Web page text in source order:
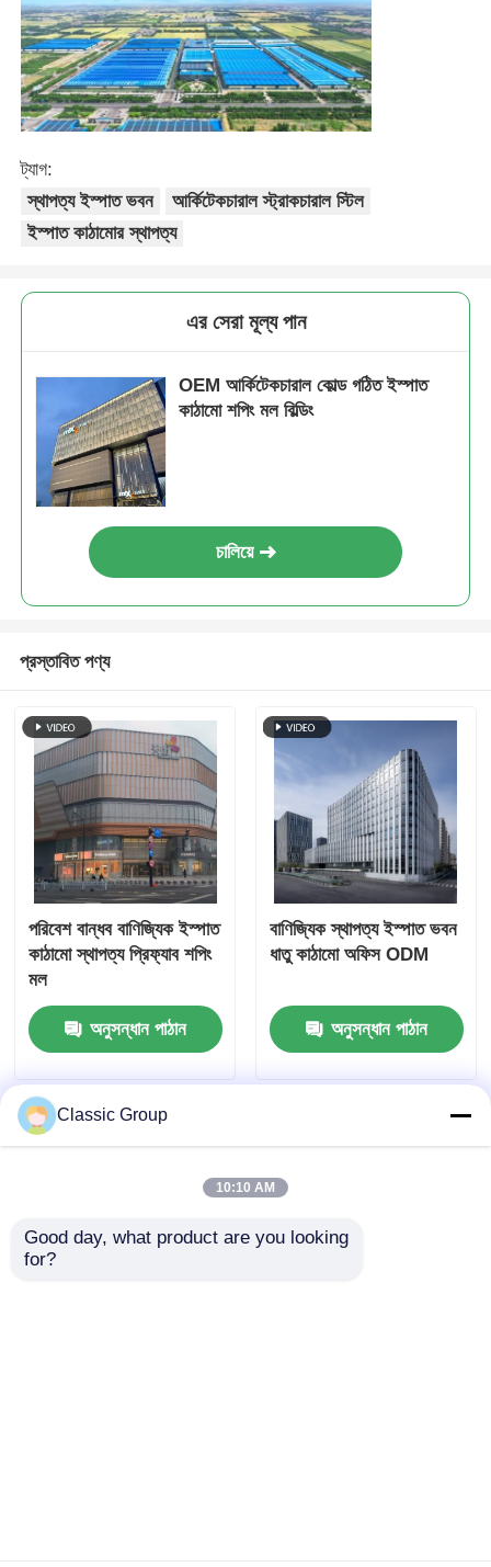
সব ক্ষেত্রেই
উদ্ধৃতির জন্য আবেদন
ইস্পাত কাঠামো কর্মশালা
ইস্পাত কাঠামো গুদাম
ভারী ইস্পাত কাঠামো
ইস্পাত কাঠামো সেতু
ইস্পাত কাঠামো অফিস
শিল্প ইস্পাত কাঠামো
পাবলিক স্টিল বিল্ডিং
বাণিজ্যিক ইস্পাত গঠন
Prefab ইস্পাত কাঠামো
ট্যাগ:
স্থাপত্য ইস্পাত ভবন
আর্কিটেকচারাল স্ট্রাকচারাল স্টিল
ইস্পাত কাঠামোর স্থাপত্য
এর সেরা মূল্য পান
OEM আর্কিটেকচারাল কোল্ড গঠিত ইস্পাত
কাঠামো শপিং মল বিল্ডিং
চালিয়ে
প্রস্তাবিত পণ্য
পরিবেশ বান্ধব বাণিজ্যিক ইস্পাত
কাঠামো স্থাপত্য প্রিফ্যাব শপিং
মল
অনুসন্ধান পাঠান
বাণিজ্যিক স্থাপত্য ইস্পাত ভবন
ধাতু কাঠামো অফিস ODM
অনুসন্ধান পাঠান
Classic Group
10:10 AM
Good day, what product are you looking
for?